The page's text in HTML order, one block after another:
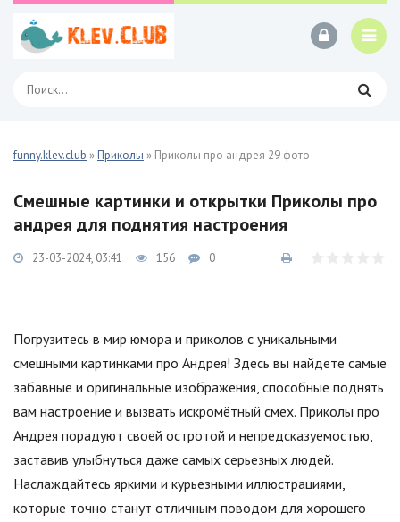
funny.klev.club »Приколы » Приколы про андрея 29 фото
Смешные картинки и открытки Приколы про
андрея для поднятия настроения
23-03-2024, 03:41 156 0
Погрузитесь в мир юмора и приколов с уникальными
смешными картинками про Андрея! Здесь вы найдете самые
забавные и оригинальные изображения, способные поднять
вам настроение и вызвать искромётный смех. Приколы про
Андрея порадуют своей остротой и непредсказуемостью,
заставив улыбнуться даже самых серьезных людей.
Наслаждайтесь яркими и курьезными иллюстрациями,
которые точно станут отличным поводом для хорошего